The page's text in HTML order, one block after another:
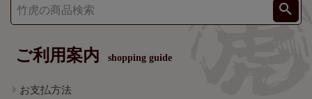
ご利用案内 shopping guide
お支払方法